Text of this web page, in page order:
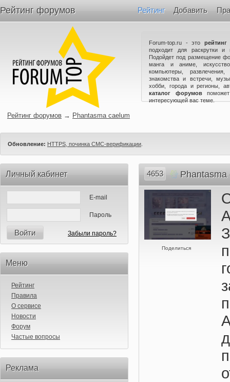
Рейтинг форумов Рейтинг Добавить
Forum-top.ru - это
подходит для раскрутки и
Подойдет под размещение
манга и аниме,
компьютеры,
знакомства и встречи,
хобби, города и регионы,
каталог форумов
интересующей вас теме.
Рейтинг форумов → Phantasma caelum
Обновление: HTTPS, починка СМС-верификации
Личный кабинет
E-mail
Пароль
Войти Забыли пароль?
Меню
Рейтинг
Правила
О сервисе
Новости
Форум
Частые вопросы
Реклама
4653 Phantasma
Поделиться